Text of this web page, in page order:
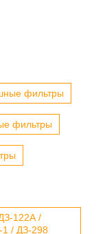
фильтры
фильтры
122А /
/ ДЗ-298